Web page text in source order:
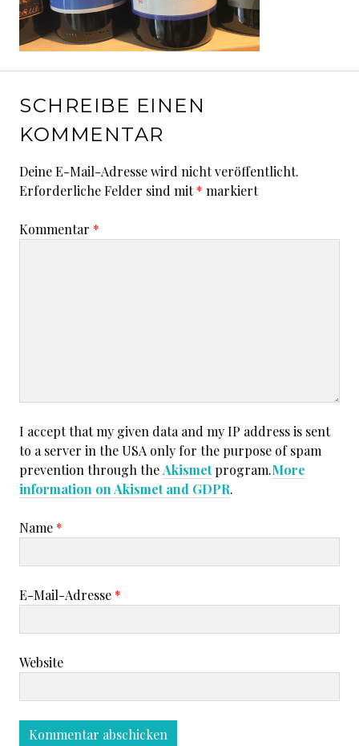
SCHREIBE EINEN
KOMMENTAR
Deine E-Mail-Adresse wird nicht veröffentlicht.
Erforderliche Felder sind mit* markiert
Kommentar *
I accept that my given data and my IP address is sent
to a server in the USA only for the purpose of spam
prevention through theAkismetprogram.More
information on Akismet and GDPR.
Name *
E-Mail-Adresse *
Website